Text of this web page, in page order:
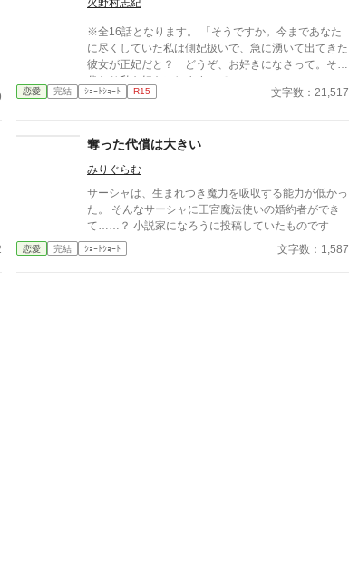
火野村志紀
※全16話となります。 「そうですか。今まであなた
に尽くしていた私は側妃扱いで、急に湧いて出てきた
彼女が正妃だと？ どうぞ、お好きになさって。その
代わり私も好きにしますので」
恋愛 完結 ｼｮｰﾄｼｮｰﾄ R15 文字数：21,517
奪った代償は大きい
みりぐらむ
サーシャは、生まれつき魔力を吸収する能力が低かっ
た。 そんなサーシャに王宮魔法使いの婚約者ができ
て……？ 小説家になろうに投稿していたものです
恋愛 完結 ｼｮｰﾄｼｮｰﾄ 文字数：1,587